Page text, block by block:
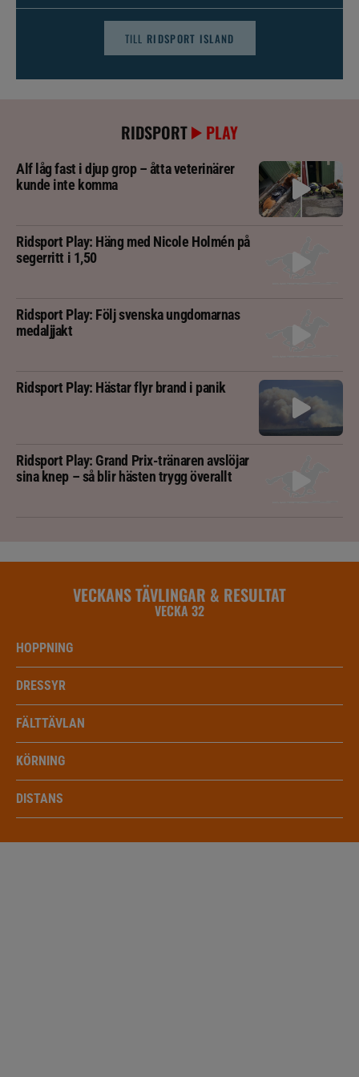
TILL RIDSPORT ISLAND
RIDSPORT PLAY
Alf låg fast i djup grop – åtta veterinärer
kunde inte komma
Ridsport Play: Häng med Nicole Holmén på
segerritt i 1,50
Ridsport Play: Följ svenska ungdomarnas
medaljjakt
Ridsport Play: Hästar flyr brand i panik
Ridsport Play: Grand Prix-tränaren avslöjar
sina knep – så blir hästen trygg överallt
VECKANS TÄVLINGAR & RESULTAT
VECKA 32
HOPPNING
DRESSYR
FÄLTTÄVLAN
KÖRNING
DISTANS